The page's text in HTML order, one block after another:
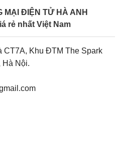
MẠI ĐIỆN TỬ HÀ ANH
rẻ nhất Việt Nam
CT7A, Khu ĐTM The Spark
Hà Nội.